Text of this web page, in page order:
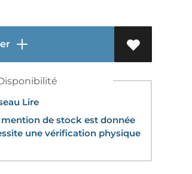
Lire
de stock est donnée
une vérification physique